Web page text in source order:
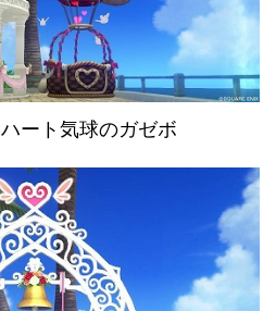
ート気球のガゼボ